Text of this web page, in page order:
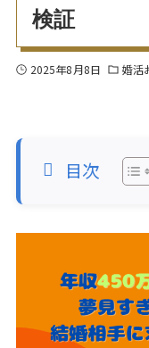
検証
2025年8月8日 婚活
目次